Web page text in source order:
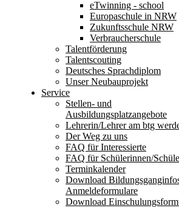
eTwinning - school
Europaschule in NRW
Zukunftsschule NRW
Verbraucherschule
Talentförderung
Talentscouting
Deutsches Sprachdiplom
Unser Neubauprojekt
Service
Stellen- und
Ausbildungsplatzangebote
Lehrerin/Lehrer am btg
Der Weg zu uns
FAQ für Interessierte
FAQ für Schülerinnen/
Terminkalender
Download
Anmeldeformulare
Download